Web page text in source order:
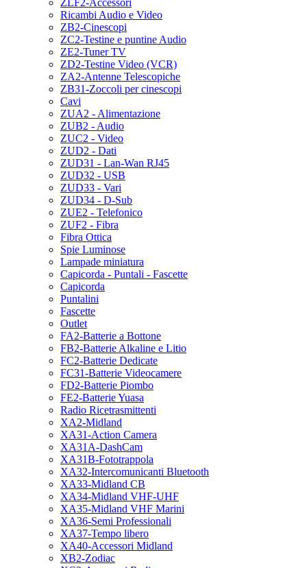
ZLF2-Accessori
Ricambi Audio e Video
ZB2-Cinescopi
ZC2-Testine e puntine Audio
ZE2-Tuner TV
ZD2-Testine Video (VCR)
ZA2-Antenne Telescopiche
ZB31-Zoccoli per cinescopi
Cavi
ZUA2 - Alimentazione
ZUB2 - Audio
ZUC2 - Video
ZUD2 - Dati
ZUD31 - Lan-Wan RJ45
ZUD32 - USB
ZUD33 - Vari
ZUD34 - D-Sub
ZUE2 - Telefonico
ZUF2 - Fibra
Fibra Ottica
Spie Luminose
Lampade miniatura
Capicorda - Puntali - Fascette
Capicorda
Puntalini
Fascette
Outlet
FA2-Batterie a Bottone
FB2-Batterie Alkaline e Litio
FC2-Batterie Dedicate
FC31-Batterie Videocamere
FD2-Batterie Piombo
FE2-Batterie Yuasa
Radio Ricetrasmittenti
XA2-Midland
XA31-Action Camera
XA31A-DashCam
XA31B-Fototrappola
XA32-Intercomunicanti Bluetooth
XA33-Midland CB
XA34-Midland VHF-UHF
XA35-Midland VHF Marini
XA36-Semi Professionali
XA37-Tempo libero
XA40-Accessori Midland
XB2-Zodiac